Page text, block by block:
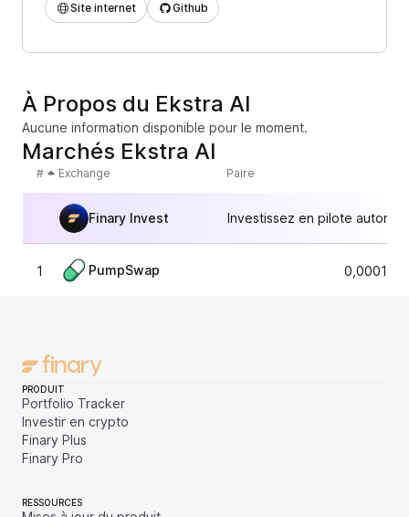
Site internet Github
À Propos du Ekstra AI
Aucune information disponible pour le moment.
Marchés Ekstra AI
# Exchange Paire
Finary Invest Investissez en pilote
1 PumpSwap
PRODUIT
Portfolio Tracker
Investir en crypto
Finary Plus
Finary Pro
RESSOURCES